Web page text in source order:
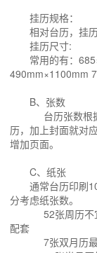
挂历规格：
相对台历，挂
挂历尺寸:
常用的有：
490mm×1100mm
B、张数
台历张数根
历，加上封面就对
增加页面。
C、纸张
通常台历印刷
分考虑纸张数。
52张周历不
配套
7张双月历最